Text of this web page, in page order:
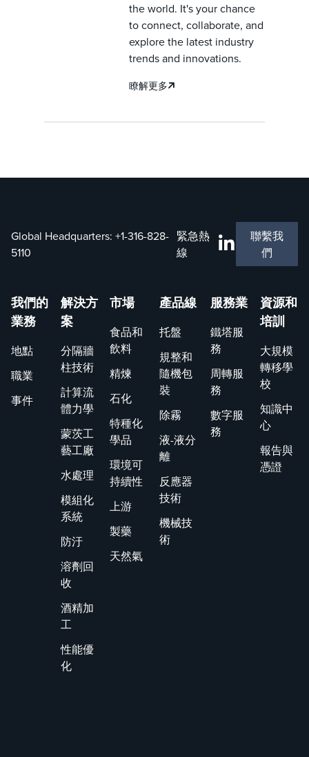
the world. It's your chance
to connect, collaborate, and
explore the latest industry
trends and innovations.
瞭解更多
Global Headquarters: +1-316-828-
5110
緊急熱
線
聯繫我
們
我們的
業務
地點
職業
事件
解決方
案
分隔牆
柱技術
計算流
體力學
蒙茨工
藝工廠
水處理
模組化
系統
防汙
溶劑回
收
酒精加
工
性能優
化
市場
食品和
飲料
精煉
石化
特種化
學品
環境可
持續性
上游
製藥
天然氣
產品線
托盤
規整和
隨機包
裝
除霧
液-液分
離
反應器
技術
機械技
術
服務業
鐵塔服
務
周轉服
務
數字服
務
資源和
培訓
大規模
轉移學
校
知識中
心
報告與
憑證